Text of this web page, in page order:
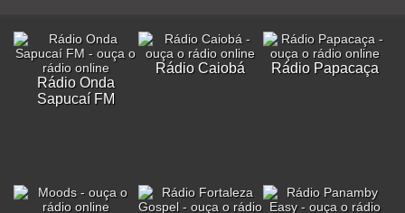
Rádio Onda
Sapucaí FM
Rádio Caiobá Rádio Papacaça